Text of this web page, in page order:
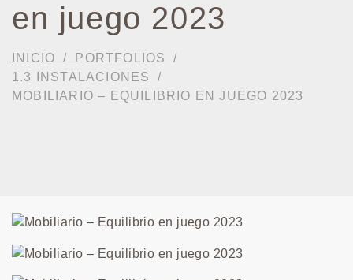
en juego 2023
INICIO
PORTFOLIOS
1.3 INSTALACIONES
MOBILIARIO – EQUILIBRIO EN JUEGO 2023